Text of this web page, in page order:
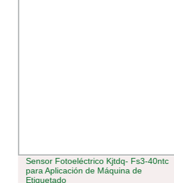
Sensor Fotoeléctrico Kjtdq- Fs3-40ntc
para Aplicación de Máquina de
Etiquetado